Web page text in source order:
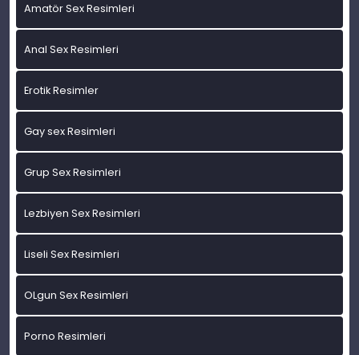
Amatör Sex Resimleri
Anal Sex Resimleri
Erotik Resimler
Gay sex Resimleri
Grup Sex Resimleri
Lezbiyen Sex Resimleri
Liseli Sex Resimleri
OLgun Sex Resimleri
Porno Resimleri